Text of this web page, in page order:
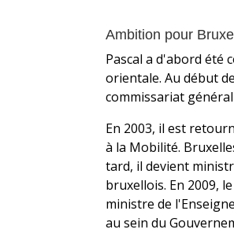
Ambition pour
Pascal a d'abord été
orientale. Au début
commissariat
En 2003, il est
à la Mobilité.
tard, il devient
bruxellois. En 2009,
ministre de
au sein du